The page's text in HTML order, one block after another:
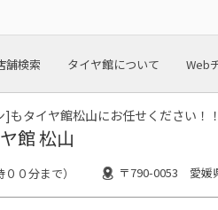
舗検索 タイヤ館について Web
もタイヤ館松山にお任せください！
館 松山
０分まで） 〒790-0053 愛媛